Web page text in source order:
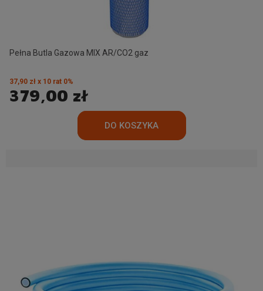
Pełna Butla Gazowa MIX AR/CO2 gaz
379,00 zł
37,90 zł x 10 rat 0%